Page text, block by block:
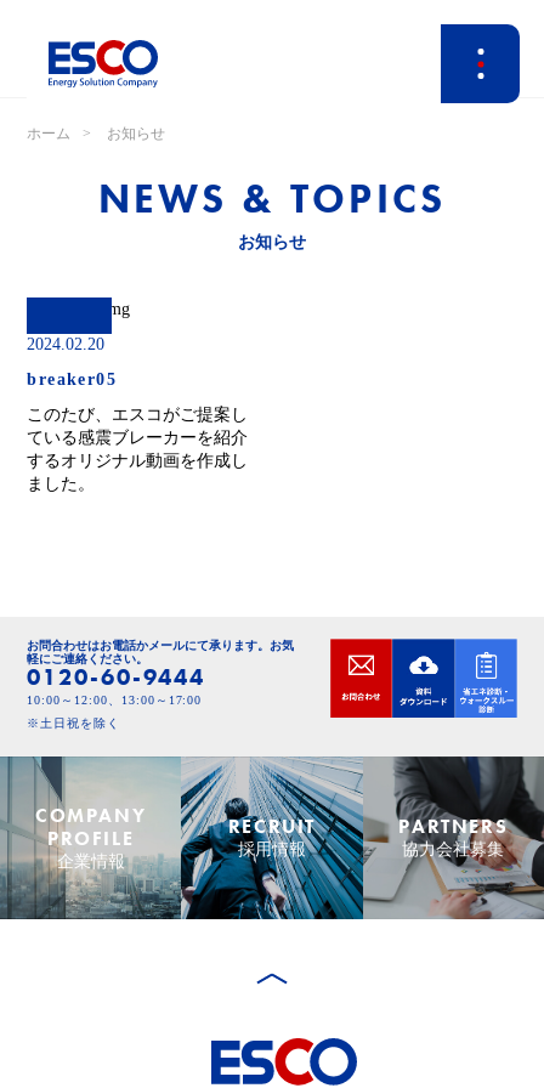
ホーム お知らせ
NEWS & TOPICS
お知らせ
2024.02.20
breaker05
このたび、エスコがご提案し
ている感震ブレーカーを紹介
するオリジナル動画を作成し
ました。
お問合わせはお電話かメールにて承ります。 お気
軽にご連絡ください。
0120-60-9444
10:00～12:00、13:00～17:00
※土日祝を除く
COMPANY
PROFILE
企業情報
RECRUIT
採用情報
PARTNERS
協力会社募集